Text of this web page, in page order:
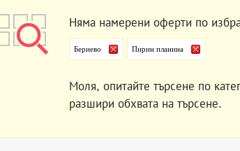
Няма намерени оферти по
Бериево Пирин планина
Моля, опитайте търсене по
разшири обхвата на търсене.